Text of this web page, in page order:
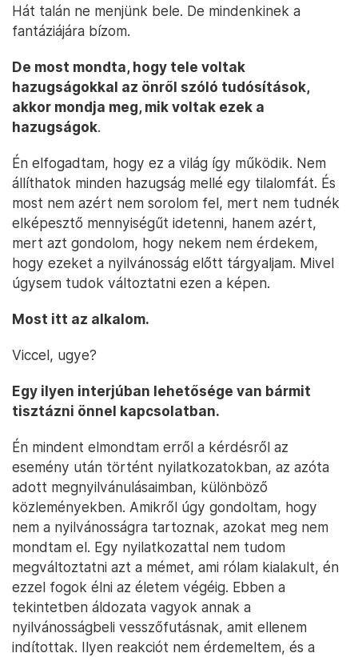
Hát talán ne menjünk bele. De mindenkinek a
fantáziájára bízom.
De most mondta, hogy tele voltak
hazugságokkal az önről szóló tudósítások,
akkor mondja meg, mik voltak ezek a
hazugságok.
Én elfogadtam, hogy ez a világ így működik. Nem
állíthatok minden hazugság mellé egy tilalomfát. És
most nem azért nem sorolom fel, mert nem tudnék
elképesztő mennyiségűt idetenni, hanem azért,
mert azt gondolom, hogy nekem nem érdekem,
hogy ezeket a nyilvánosság előtt tárgyaljam. Mivel
úgysem tudok változtatni ezen a képen.
Most itt az alkalom.
Viccel, ugye?
Egy ilyen interjúban lehetősége van bármit
tisztázni önnel kapcsolatban.
Én mindent elmondtam erről a kérdésről az
esemény után történt nyilatkozatokban, az azóta
adott megnyilvánulásaimban, különböző
közleményekben. Amikről úgy gondoltam, hogy
nem a nyilvánosságra tartoznak, azokat meg nem
mondtam el. Egy nyilatkozattal nem tudom
megváltoztatni azt a mémet, ami rólam kialakult, én
ezzel fogok élni az életem végéig. Ebben a
tekintetben áldozata vagyok annak a
nyilvánosságbeli vesszőfutásnak, amit ellenem
indítottak. Ilyen reakciót nem érdemeltem, és a